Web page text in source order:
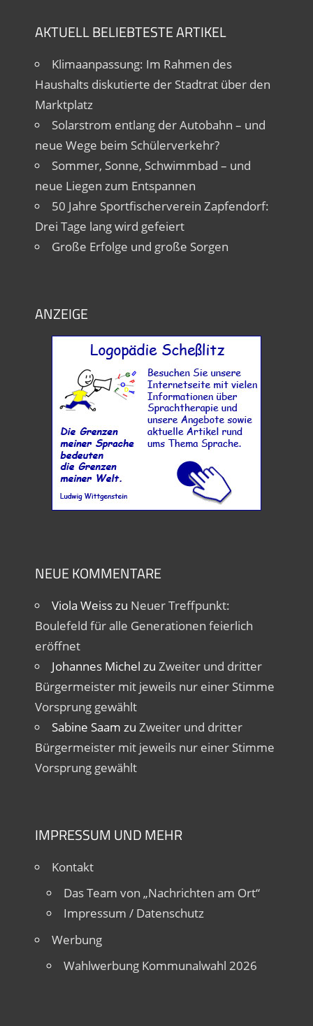
AKTUELL BELIEBTESTE ARTIKEL
Klimaanpassung: Im Rahmen des
Haushalts diskutierte der Stadtrat über den
Marktplatz
Solarstrom entlang der Autobahn – und
neue Wege beim Schülerverkehr?
Sommer, Sonne, Schwimmbad – und
neue Liegen zum Entspannen
50 Jahre Sportfischerverein Zapfendorf:
Drei Tage lang wird gefeiert
Große Erfolge und große Sorgen
ANZEIGE
NEUE KOMMENTARE
Viola Weisszu Neuer Treffpunkt:
Boulefeld für alle Generationen feierlich
eröffnet
Johannes Michel zu Zweiter und dritter
Bürgermeister mit jeweils nur einer Stimme
Vorsprung gewählt
Sabine Saam zu Zweiter und dritter
Bürgermeister mit jeweils nur einer Stimme
Vorsprung gewählt
IMPRESSUM UND MEHR
Kontakt
Das Team von „Nachrichten am Ort“
Impressum / Datenschutz
Werbung
Wahlwerbung Kommunalwahl 2026